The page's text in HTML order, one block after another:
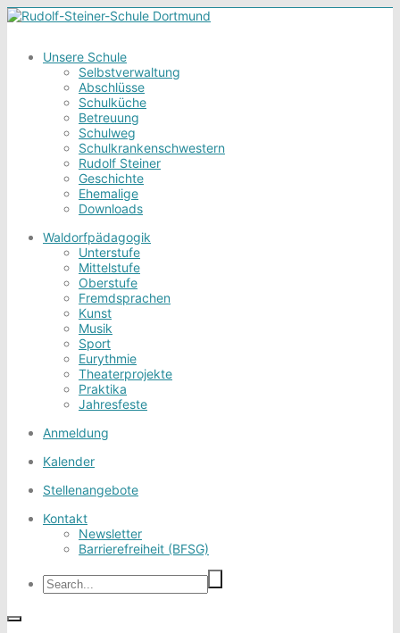
Unsere Schule
Selbstverwaltung
Abschlüsse
Schulküche
Betreuung
Schulweg
Schulkrankenschwestern
Rudolf Steiner
Geschichte
Ehemalige
Downloads
Waldorfpädagogik
Unterstufe
Mittelstufe
Oberstufe
Fremdsprachen
Kunst
Musik
Sport
Eurythmie
Theaterprojekte
Praktika
Jahresfeste
Anmeldung
Kalender
Stellenangebote
Kontakt
Newsletter
Barrierefreiheit (BFSG)